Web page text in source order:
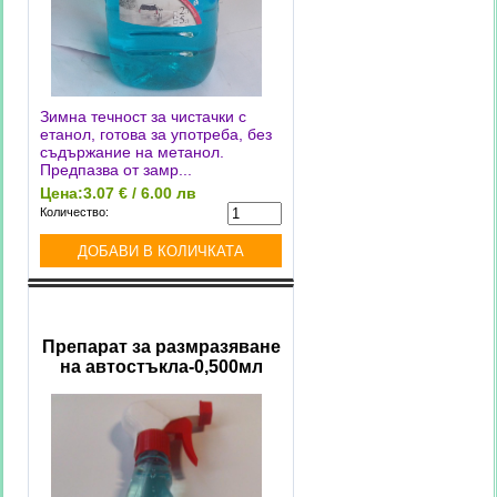
Зимна течност за чистачки с
етанол, готова за употреба, без
съдържание на метанол.
Предпазва от замр...
Цена:3.07 € / 6.00 лв
Количество:
Препарат за размразяване
на автостъкла-0,500мл